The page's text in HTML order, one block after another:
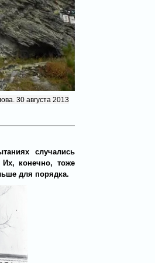
30 августа 2013
случались
конечно, тоже
для порядка.